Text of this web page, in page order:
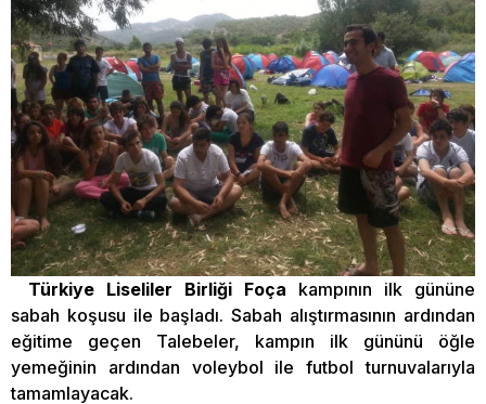
Türkiye Liseliler Birliği Foça kampının ilk gününe
sabah koşusu ile başladı. Sabah alıştırmasının ardından
eğitime geçen Talebeler, kampın ilk gününü öğle
yemeğinin ardından voleybol ile futbol turnuvalarıyla
tamamlayacak.